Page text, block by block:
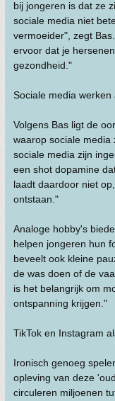
bij jongeren is dat ze
sociale media niet
vermoeider", zegt
ervoor dat je
gezondheid."
Sociale media
Volgens Bas ligt de
waarop sociale media
sociale media zijn
een shot dopamine
laadt daardoor niet
ontstaan."
Analoge hobby's
helpen jongeren hun
beveelt ook kleine
de was doen of de
is het belangrijk om
ontspanning krijgen."
TikTok en Instagram
Ironisch genoeg
opleving van deze
circuleren miljoenen